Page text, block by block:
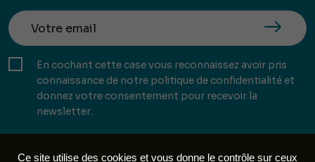
En cochant cette case vous reconnaissez avoir pris
connaissance de notre politique de confidentialité et
donnez votre consentement pour recevoir la
newsletter.
Ce site utilise des cookies et vous donne le contrôle sur ceux